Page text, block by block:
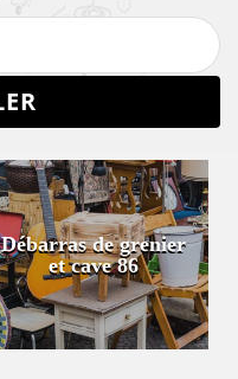
Débarras de grenier
et cave 86